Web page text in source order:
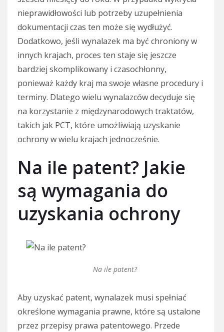
nieprawidłowości lub potrzeby uzupełnienia
dokumentacji czas ten może się wydłużyć.
Dodatkowo, jeśli wynalazek ma być chroniony w
innych krajach, proces ten staje się jeszcze
bardziej skomplikowany i czasochłonny,
ponieważ każdy kraj ma swoje własne procedury i
terminy. Dlatego wielu wynalazców decyduje się
na korzystanie z międzynarodowych traktatów,
takich jak PCT, które umożliwiają uzyskanie
ochrony w wielu krajach jednocześnie.
Na ile patent? Jakie
są wymagania do
uzyskania ochrony
Na ile patent?
Aby uzyskać patent, wynalazek musi spełniać
określone wymagania prawne, które są ustalone
przez przepisy prawa patentowego. Przede